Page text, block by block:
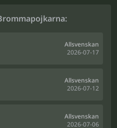
Allsvenskan
2026-07-17
Allsvenskan
2026-07-12
Allsvenskan
2026-07-06